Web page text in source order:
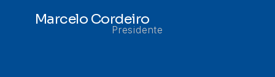
Marcelo Cordeiro
Presidente